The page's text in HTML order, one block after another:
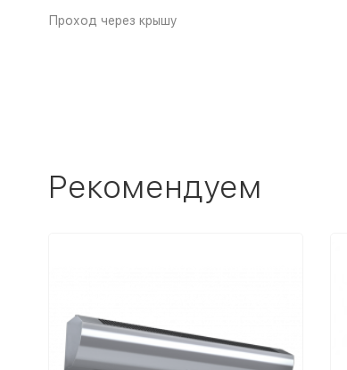
Проход через крышу
Рекомендуем